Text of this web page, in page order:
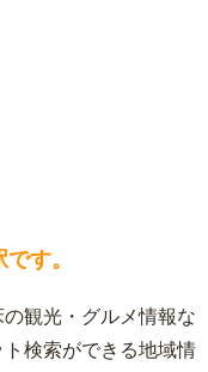
す。
観光・グルメ情報な
検索ができる地域情